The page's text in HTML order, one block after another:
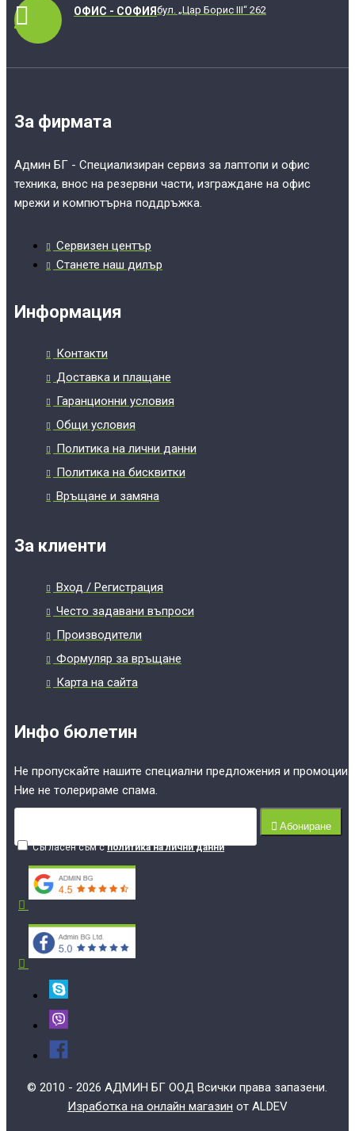
ОФИС - СОФИЯ бул. „Цар Борис III“ 262
За фирмата
Админ БГ - Специализиран сервиз за лаптопи и офис
техника, внос на резервни части, изграждане на офис
мрежи и компютърна поддръжка.
Сервизен център
Станете наш дилър
Информация
Контакти
Доставка и плащане
Гаранционни условия
Общи условия
Политика на лични данни
Политика на бисквитки
Връщане и замяна
За клиенти
Вход / Регистрация
Често задавани въпроси
Производители
Формуляр за връщане
Карта на сайта
Инфо бюлетин
Не пропускайте нашите специални предложения и промоции.
Ние не толерираме спама.
Абониране
Съгласен съм сполитика на лични данни
© 2010 - 2026 АДМИН БГ ООД Всички права запазени.
Изработка на онлайн магазин от ALDEV